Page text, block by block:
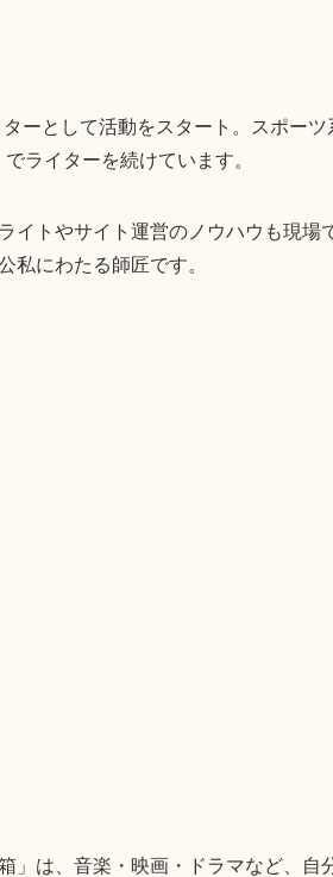
ーとして活動をスタート。スポー
でライターを続けています。
イトやサイト運営のノウハウも現
私にわたる師匠です。
」は、音楽・映画・ドラマなど、自